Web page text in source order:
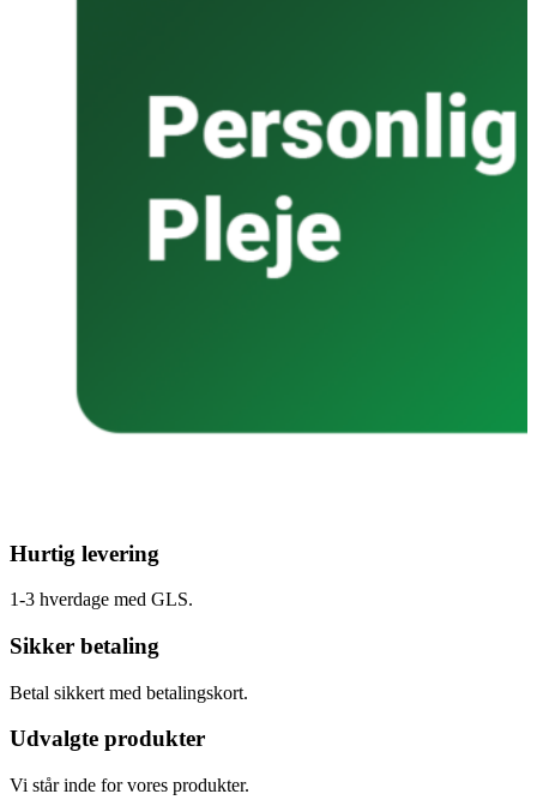
Hurtig levering
1-3 hverdage med GLS.
Sikker betaling
Betal sikkert med betalingskort.
Udvalgte produkter
Vi står inde for vores produkter.